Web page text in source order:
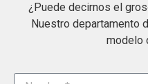
¿Puede decirnos el
Nuestro departamento
modelo